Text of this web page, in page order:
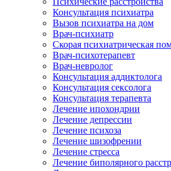
Консультация психиатра
Вызов психиатра на дом
Врач-психиатр
Скорая психиатрическая
Врач-психотерапевт
Врач-невролог
Консультация аддиктолога
Консультация сексолога
Консультация терапевта
Лечение ипохондрии
Лечение депрессии
Лечение психоза
Лечение шизофрении
Лечение стресса
Лечение биполярного